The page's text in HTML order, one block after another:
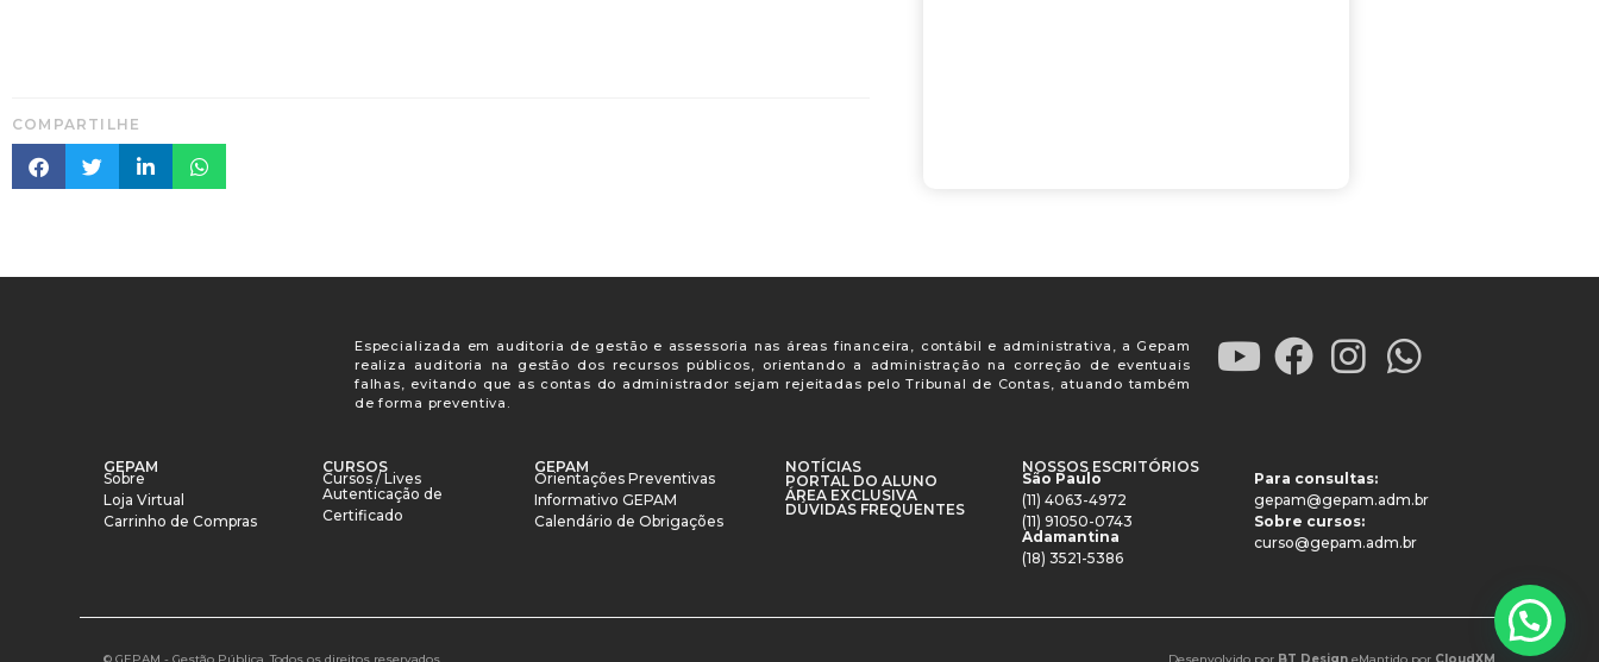
COMPARTILHE
Especializada em auditoria de gestão e assessoria nas áreas financeira, contábil e administrativa, a Gepam
realiza auditoria na gestão dos recursos públicos, orientando a administração na correção de eventuais
falhas, evitando que as contas do administrador sejam rejeitadas pelo Tribunal de Contas, atuando também
de forma preventiva.
GEPAM
Sobre
Loja Virtual
Carrinho de Compras
CURSOS
Cursos / Lives
Autenticação de
Certificado
GEPAM
Orientações Preventivas
Informativo GEPAM
Calendário de Obrigações
NOTÍCIAS
PORTAL DO ALUNO
ÁREA EXCLUSIVA
DÚVIDAS FREQUENTES
NOSSOS ESCRITÓRIOS
São Paulo
(11) 4063-4972
(11) 91050-0743
Adamantina
(18) 3521-5386
Para consultas:
gepam@gepam.adm.br
Sobre cursos:
curso@gepam.adm.br